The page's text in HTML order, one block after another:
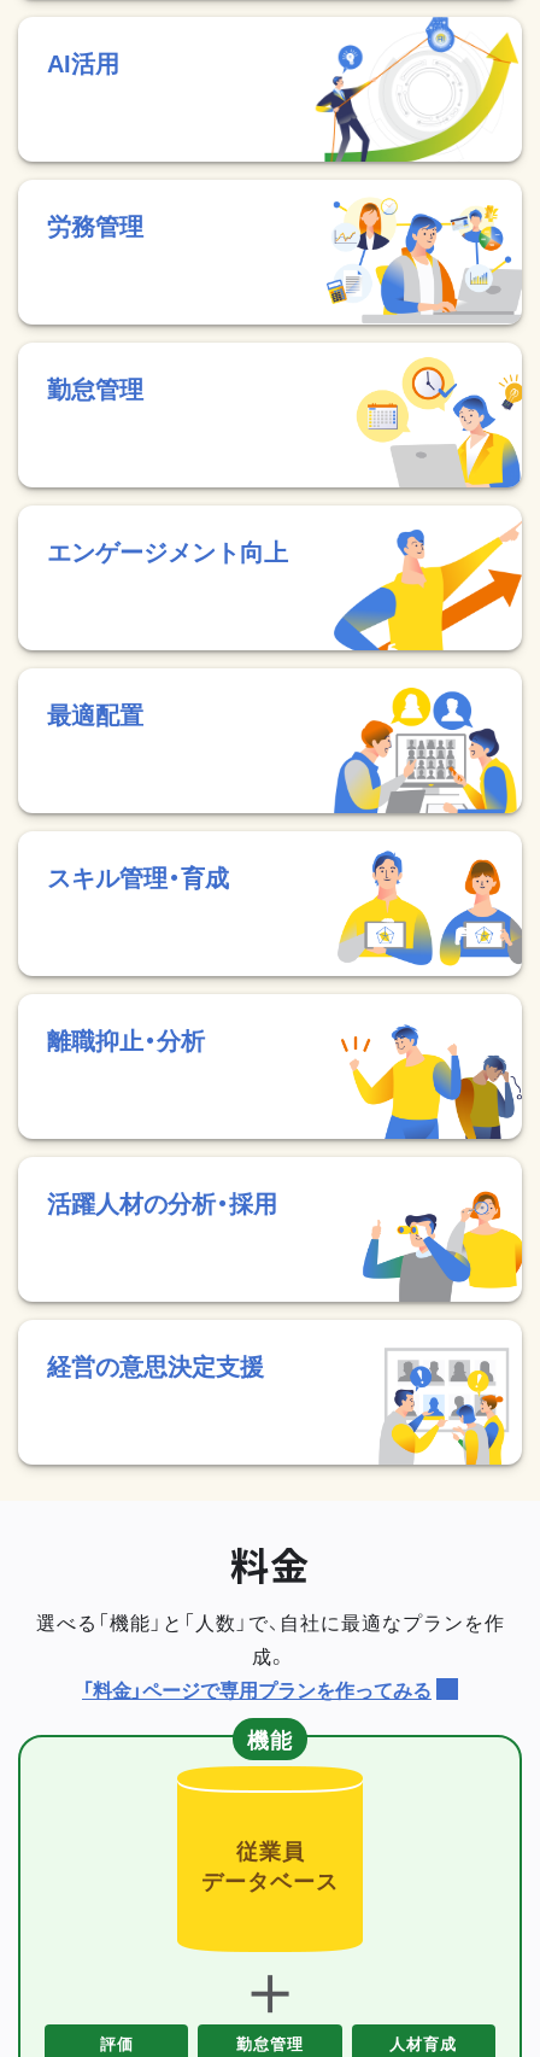
AI活用
労務管理
勤怠管理
エンゲージメント向上
最適配置
スキル管理・育成
離職抑止・分析
活躍人材の分析・採用
経営の意思決定支援
料金
選べる「機能」と「人数」で、自社に最適なプランを作
成。
「料金」ページで専用プランを作ってみる
機能
従業員
データベース
＋
評価 勤怠管理 人材育成